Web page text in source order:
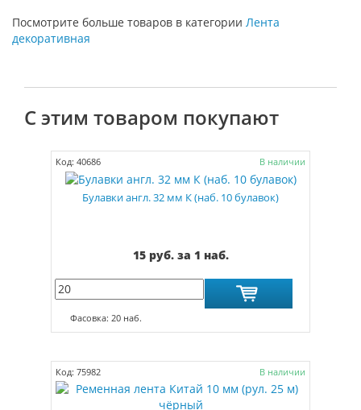
Посмотрите больше товаров в категории Лента
декоративная
С этим товаром покупают
Код: 40686 В наличии
Булавки англ. 32 мм К (наб. 10 булавок)
15 руб. за 1 наб.
Фасовка: 20 наб.
Код: 75982 В наличии